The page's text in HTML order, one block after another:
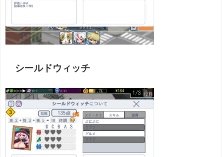
シールドウィッチ